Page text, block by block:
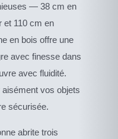
— 38 cm en
et 110 cm en
en bois offre une
avec finesse dans
avec fluidité.
vos objets
sécurisée.
abrite trois